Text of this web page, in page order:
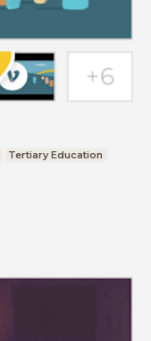
Tertiary Education